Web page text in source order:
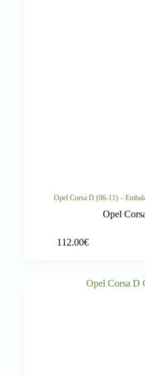
Opel Corsa D (06-11) –
Opel
112.00€